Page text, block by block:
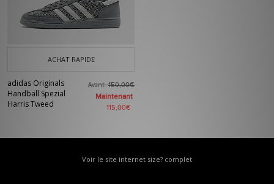
ACHAT RAPIDE
adidas Originals
Handball Spezial
Harris Tweed
Avant150,00€
Maintenant
115,00€
Voir le site internet size? complet